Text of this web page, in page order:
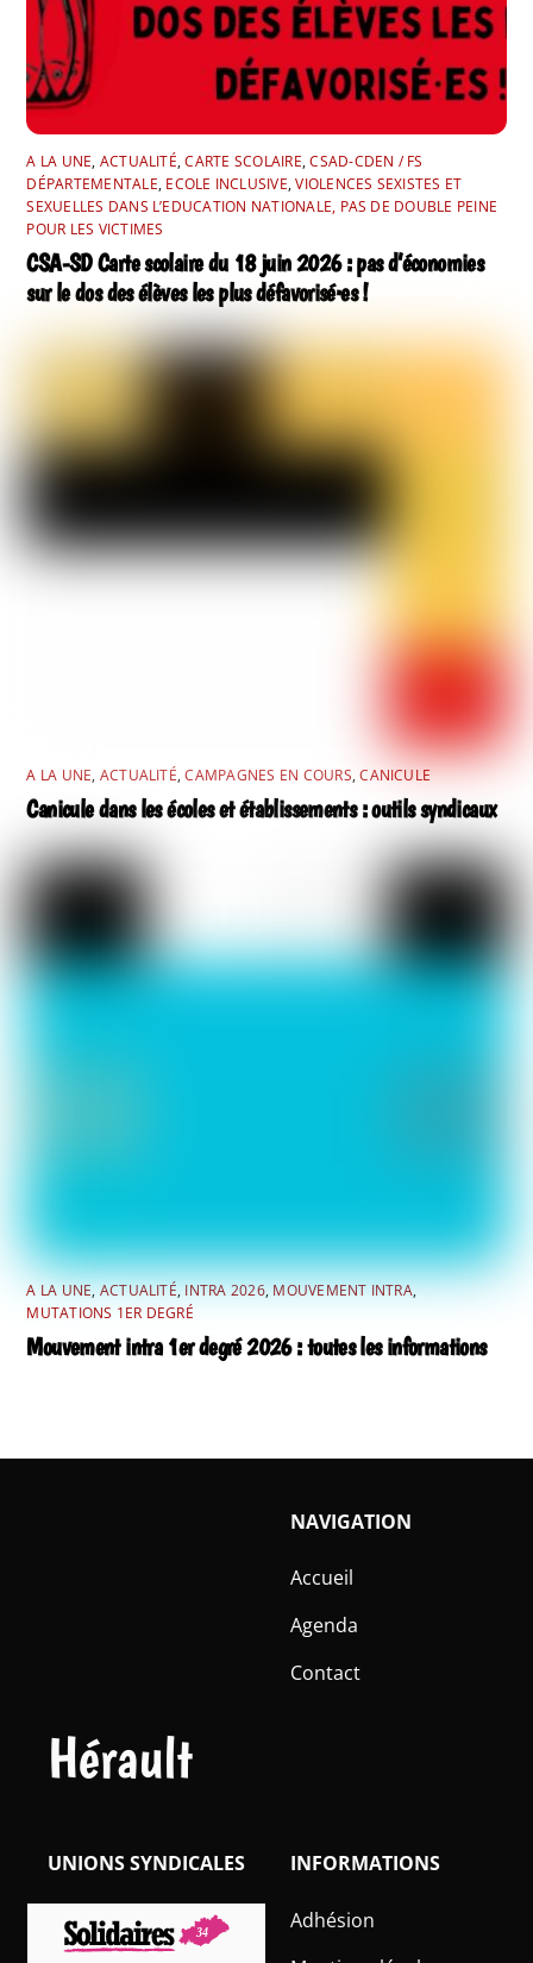
A LA UNE, ACTUALITÉ,CARTE SCOLAIRE,CSAD-CDEN / FS
DÉPARTEMENTALE, ECOLE INCLUSIVE,VIOLENCES SEXISTES ET
SEXUELLES DANS L’EDUCATION NATIONALE, PAS DE DOUBLE PEINE
POUR LES VICTIMES
CSA-SD Carte scolaire du 18 juin 2026 : pas d’économies
sur le dos des élèves les plus défavorisé·es !
A LA UNE, ACTUALITÉ,CAMPAGNES EN COURS,CANICULE
Canicule dans les écoles et établissements : outils syndicaux
A LA UNE,ACTUALITÉ,INTRA 2026,MOUVEMENT INTRA,
MUTATIONS 1ER DEGRÉ
Mouvement intra 1er degré 2026 : toutes les informations
Hérault
NAVIGATION
Accueil
Agenda
Contact
INFORMATIONS
Adhésion
UNIONS SYNDICALES